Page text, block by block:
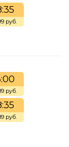
руб.
руб.
руб.